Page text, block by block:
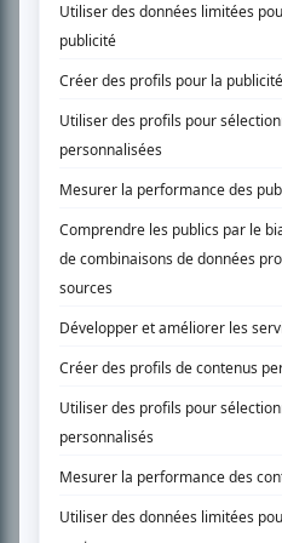
SUR LE RÉSEAU BIZZ MÉDIA
PLAN DU SITE
Accueil
Liste des oeuvres
Recherche avancée
À propos
Nous contacter
Termes et conditions
Politique de confidentialité
Gestion du consentement